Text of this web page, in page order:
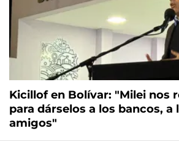
Kicillof en Bolívar: "Milei nos
para dárselos a los bancos, a
amigos"